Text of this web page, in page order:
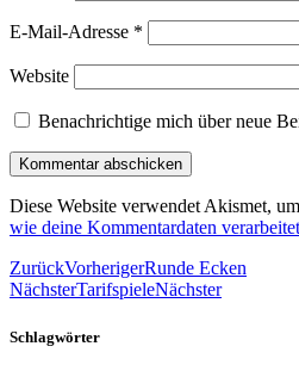
E-Mail-Adresse *
Website
Benachrichtige mich über neue
Diese Website verwendet Akismet,
wie deine Kommentardaten
ZurückVorherigerRunde Ecken
NächsterTarifspieleNächster
Schlagwörter